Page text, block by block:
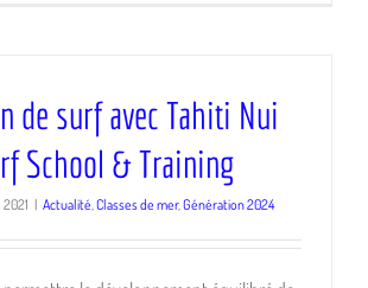
de surf avec Tahiti Nui
School & Training
| Actualité Classes de mer, Génération 2024